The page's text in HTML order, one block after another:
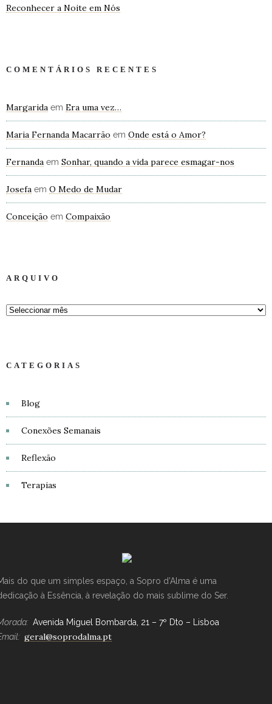
Reconhecer a Noite em Nós
COMENTÁRIOS RECENTES
Margarida em Era uma vez…
Maria Fernanda Macarrão em Onde está o Amor?
Fernanda em Sonhar, quando a vida parece esmagar-nos
Josefa em O Medo de Mudar
Conceição em Compaixão
ARQUIVO
CATEGORIAS
Blog
Conexões Semanais
Reflexão
Terapias
do que um simples espaço, a Sopro d’Alma é uma
à Essência, à revelação do mais sublime do Ser.
Avenida Miguel Bombarda, 21 – 7º Dto – Lisboa
geral@soprodalma.pt